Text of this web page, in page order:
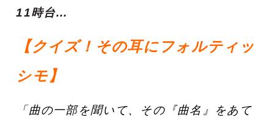
11時台…
【クイズ！その耳にフォルティッ
シモ】
「曲の一部を聞いて、
その『曲名』をあて